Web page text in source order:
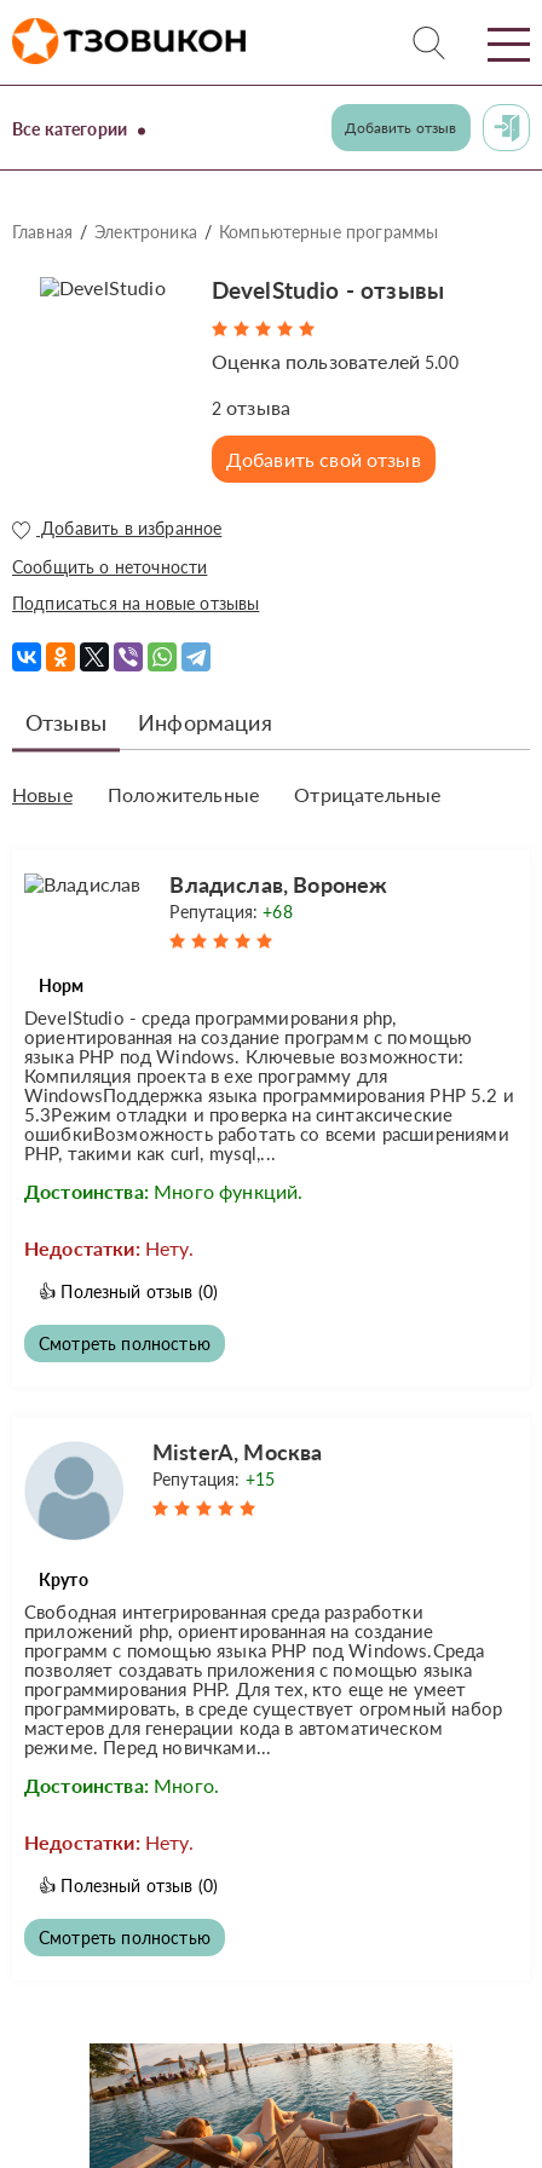
Все категории Добавить отзыв
Главная Электроника Компьютерные программы
DevelStudio - отзывы
Оценка пользователей 5.00
2 отзыва
Добавить свой отзыв
Добавить в избранное
Сообщить о неточности
Подписаться на новые отзывы
Отзывы Информация
Новые Положительные Отрицательные
Владислав, Воронеж
Репутация:+68
Норм
DevelStudio - среда программирования php,
ориентированная на создание программ с помощью
языка PHP под Windows. Ключевые возможности:
Компиляция проекта в exe программу для
WindowsПоддержка языка программирования PHP 5.2 и
5.3Режим отладки и проверка на синтаксические
ошибкиВозможность работать со всеми расширениями
PHP, такими как curl, mysql,...
Достоинства: Много функций.
Недостатки: Нету.
👍 Полезный отзыв (0)
Смотреть полностью
MisterA, Москва
Репутация: +15
Круто
Свободная интегрированная среда разработки
приложений php, ориентированная на создание
программ с помощью языка PHP под Windows.Среда
позволяет создавать приложения с помощью языка
программирования PHP. Для тех, кто еще не умеет
программировать, в среде существует огромный набор
мастеров для генерации кода в автоматическом
режиме. Перед новичками...
Достоинства: Много.
Недостатки: Нету.
👍 Полезный отзыв (0)
Смотреть полностью